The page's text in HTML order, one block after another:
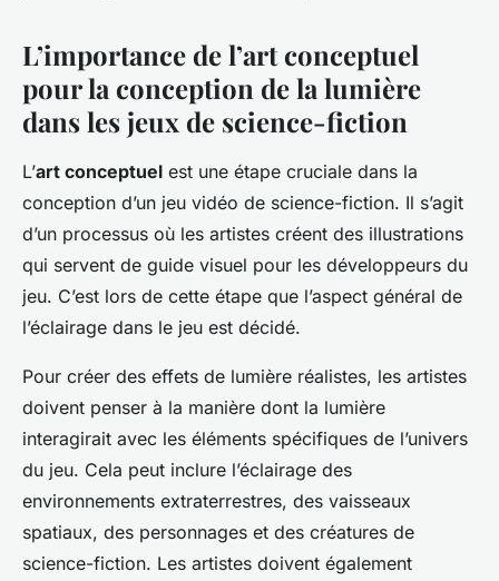
L’importance de l’art conceptuel
pour la conception de la lumière
dans les jeux de science-fiction
L’art conceptuel est une étape cruciale dans la
conception d’un jeu vidéo de science-fiction. Il s’agit
d’un processus où les artistes créent des illustrations
qui servent de guide visuel pour les développeurs du
jeu. C’est lors de cette étape que l’aspect général de
l’éclairage dans le jeu est décidé.
Pour créer des effets de lumière réalistes, les artistes
doivent penser à la manière dont la lumière
interagirait avec les éléments spécifiques de l’univers
du jeu. Cela peut inclure l’éclairage des
environnements extraterrestres, des vaisseaux
spatiaux, des personnages et des créatures de
science-fiction. Les artistes doivent également